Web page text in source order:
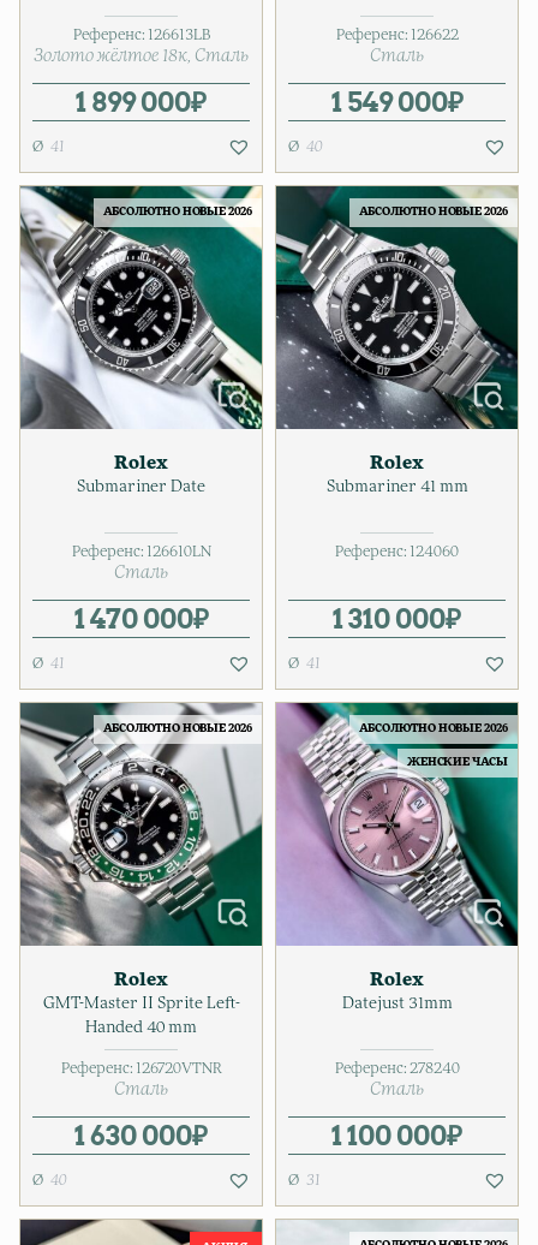
Референс: 126613LB
Золото жёлтое 18к Сталь
1 899 000₽
41
Референс: 126622
Сталь
1 549 000₽
40
АБСОЛЮТНО НОВЫЕ 2026
Rolex
Submariner Date
Референс: 126610LN
Сталь
1 470 000₽
41
АБСОЛЮТНО НОВЫЕ 2026
Rolex
Submariner 41 mm
Референс: 124060
1 310 000₽
41
АБСОЛЮТНО НОВЫЕ 2026
Rolex
GMT-Master II Sprite Left-
Handed 40 mm
Референс: 126720VTNR
Сталь
1 630 000₽
40
АБСОЛЮТНО НОВЫЕ 2026
ЖЕНСКИЕ ЧАСЫ
Rolex
Datejust 31mm
Референс: 278240
Сталь
1 100 000₽
31